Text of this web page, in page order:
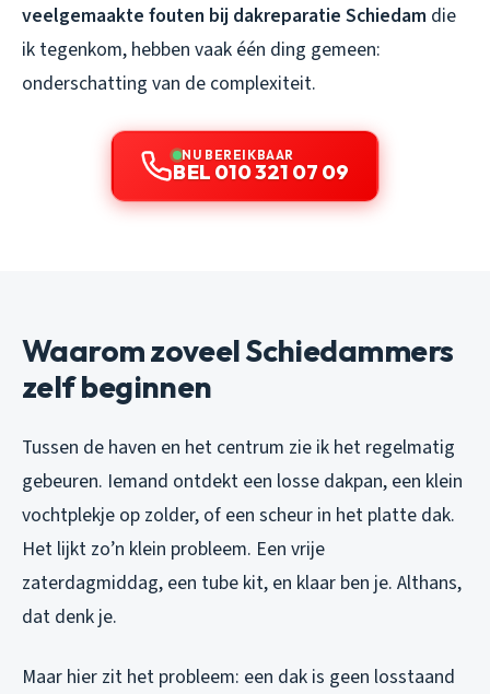
veelgemaakte fouten bij dakreparatie Schiedam die
ik tegenkom, hebben vaak één ding gemeen:
onderschatting van de complexiteit.
NU BEREIKBAAR
BEL 010 321 07 09
Waarom zoveel Schiedammers
zelf beginnen
Tussen de haven en het centrum zie ik het regelmatig
gebeuren. Iemand ontdekt een losse dakpan, een klein
vochtplekje op zolder, of een scheur in het platte dak.
Het lijkt zo’n klein probleem. Een vrije
zaterdagmiddag, een tube kit, en klaar ben je. Althans,
dat denk je.
Maar hier zit het probleem: een dak is geen losstaand